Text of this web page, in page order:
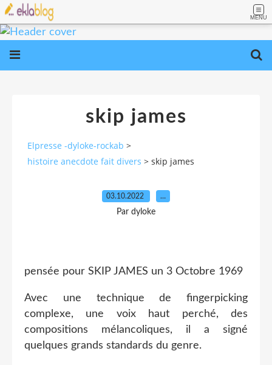
MENU
skip james
Elpresse -dyloke-rockab >
histoire anecdote fait divers > skip james
03.10.2022 …
Par dyloke
pensée pour SKIP JAMES un 3 Octobre 1969
Avec une technique de fingerpicking
complexe, une voix haut perché, des
compositions mélancoliques, il a signé
quelques grands standards du genre.